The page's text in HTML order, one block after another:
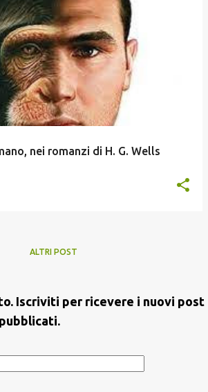
nei romanzi di H. G. Wells
ALTRI POST
Iscriviti per ricevere i nuovi post